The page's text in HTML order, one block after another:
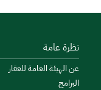
نظرة عامة
عن الهيئة العامة للعقار
البرامج